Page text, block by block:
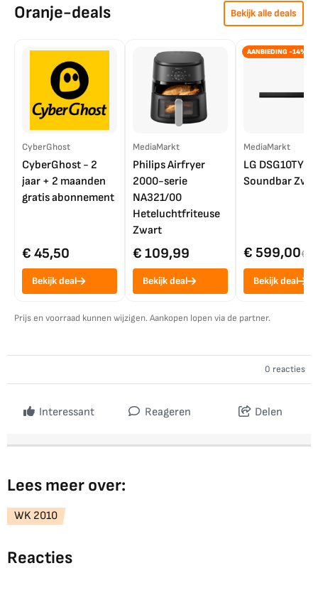
Oranje-deals Bekijk alle deals
CyberGhost
CyberGhost - 2
jaar + 2 maanden
gratis abonnement
€ 45,50
Bekijk deal
MediaMarkt
Philips Airfryer
2000-serie
NA321/00
Heteluchtfriteuse
Zwart
€ 109,99
Bekijk deal
AANBIEDING -14%
MediaMarkt
LG DSG10TY
Soundbar
€ 599,00€
Bekijk deal
Prijs en voorraad kunnen wijzigen. Aankopen lopen via de partner.
0 reacties
Interessant Reageren Delen
Lees meer over:
WK 2010
Reacties